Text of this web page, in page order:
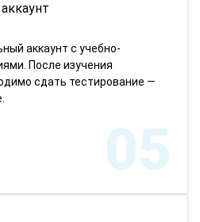
аккаунт с учебно-
После изучения
сдать тестирование —
05